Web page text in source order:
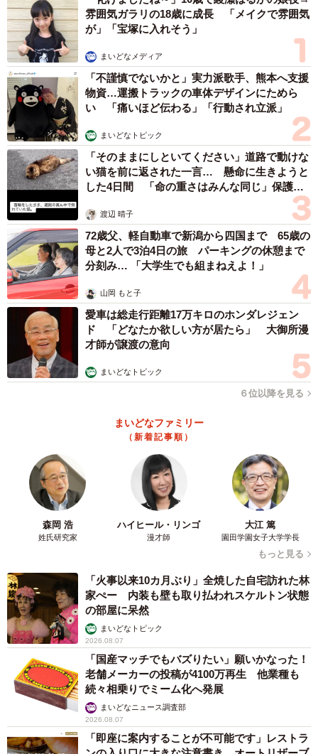
って生きてきた日和の弱さが飛鳥にバレて、初めて他人に
心の底を見透かされた気がした。そう思った瞬間に閉ざし
ていたものが、私としても我慢していたものが一気に爆
発。笑っていなければいけないのに涙が止まらないなんて
初めての感覚でした」
深夜の歌舞伎町での撮影も迫真性が補完されたような気が
した。
「夜の歌舞伎町ならではの異質な雰囲気を肌で感じながら
演じるリアリティ。『ここにいていいのだろうか？』とい
う日和の葛藤や迷い、その全部を本物の感情として放出す
る事が出来た」
都内で実施された公開初日舞台挨拶のチケットは完売。撮
影の日々を懐かしんで感涙する一幕も。
「役者としてはこれ以上ないありがたい経験をさせていた
だきました。“特級呪物”がこんなにも愛おしいものに変わる
とは…」
舞台挨拶中の池田朱那（撮影：石井隼人）
【池田朱那プロフィル】
いけだ・あかな 2001年10月31日生まれ、群馬県出身。大河
ドラマ『青天を衝け』やNetflixシリーズ『今際の国のアリ
雰囲気ガラリの18歳に成長 「メイクで雰囲気
が」「宝塚に入れそう」
まいどなメディア
「不謹慎でないかと」実力派歌手、熊本へ支援
物資…運搬トラックの車体デザインにためら
い 「痛いほど伝わる」「行動され立派」
まいどなトピック
「そのままにしといてください」道路で動けな
い猫を前に返された一言… 懸命に生きようと
した4日間 「命の重さはみんな同じ」保護団
渡辺 晴子
72歳父、軽自動車で新潟から四国まで 65歳の
母と2人で3泊4日の旅 パーキングの休憩まで
分刻み… 「大学生でも組まねえよ！」
山岡 もと子
愛車は総走行距離17万キロのホンダレジェン
ド 「どなたか欲しい方が居たら」 大御所漫
才師が譲渡の意向
まいどなトピック
６位以降を見る
まいどなファミリー
（新着記事順）
森岡 浩
姓氏研究家
ハイヒール・リンゴ
漫才師
大江 篤
園田学園女子大学学長
もっと見る
「火事以来10カ月ぶり」全焼した自宅訪れた林
家ぺー 内装も壁も取り払われスケルトン状態
の部屋に呆然
まいどなトピック
2026.08.07
「国産マッチでもバズりたい」願いかなった！
老舗メーカーの投稿が4100万再生 他業種も
続々相乗りでミーム化へ発展
まいどなニュース調査部
2026.08.07
「即座に案内することが不可能です」レストラ